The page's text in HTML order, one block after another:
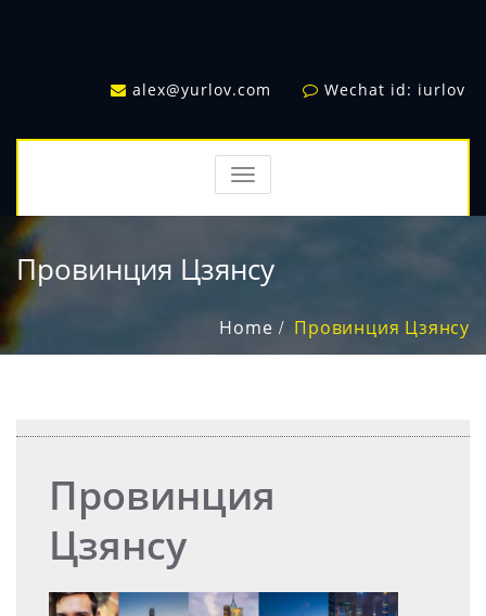
alex@yurlov.com Wechat id: iurlov
TOGGLE
NAVIGATION
Провинция Цзянсу
Home Провинция Цзянсу
Провинция
Цзянсу